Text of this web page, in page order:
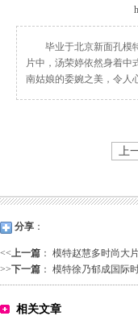
毕业于北京新面孔模
片中，汤荣婷依然身着中
南姑娘的委婉之美，令人
上
分享 ：
<<上一篇 ： 模特赵慧多时尚大
>>下一篇 ： 模特徐乃郁成国际
相关文章